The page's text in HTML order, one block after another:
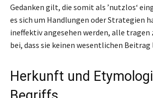
Gedanken gilt, die somit als ’nutzlos‘
es sich um Handlungen oder Strategien
ineffektiv angesehen werden, alle tragen
bei, dass sie keinen wesentlichen Beitrag
Herkunft und